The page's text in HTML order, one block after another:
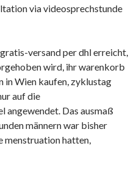
via videosprechstunde
versand per dhl erreicht,
wird, ihr warenkorb
in Wien kaufen, zyklustag
auf die
Das ausmaß
männern war bisher
menstruation hatten,